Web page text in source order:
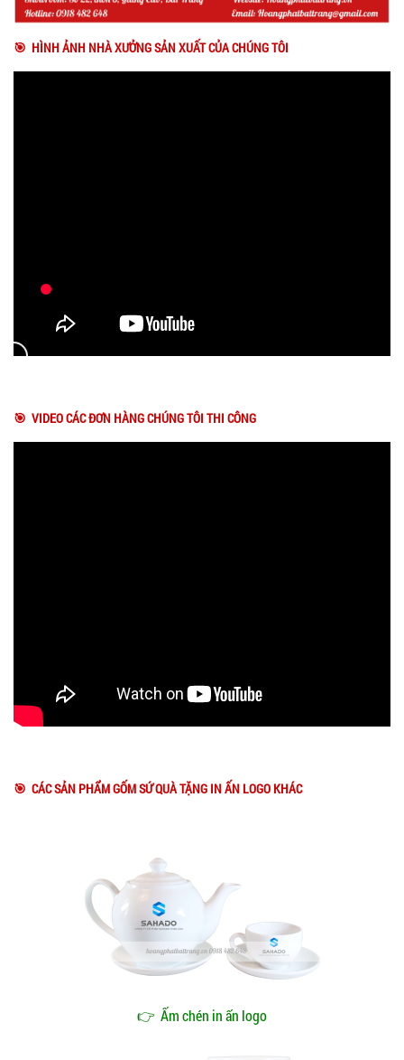
🎯 HÌNH ẢNH NHÀ XƯỞNG SẢN XUẤT CỦA CHÚNG TÔI
🎯 VIDEO CÁC ĐƠN HÀNG CHÚNG TÔI THI CÔNG
🎯 CÁC SẢN PHẨM GỐM SỨ QUÀ TẶNG IN ẤN LOGO KHÁC
👉 Ấm chén in ấn logo